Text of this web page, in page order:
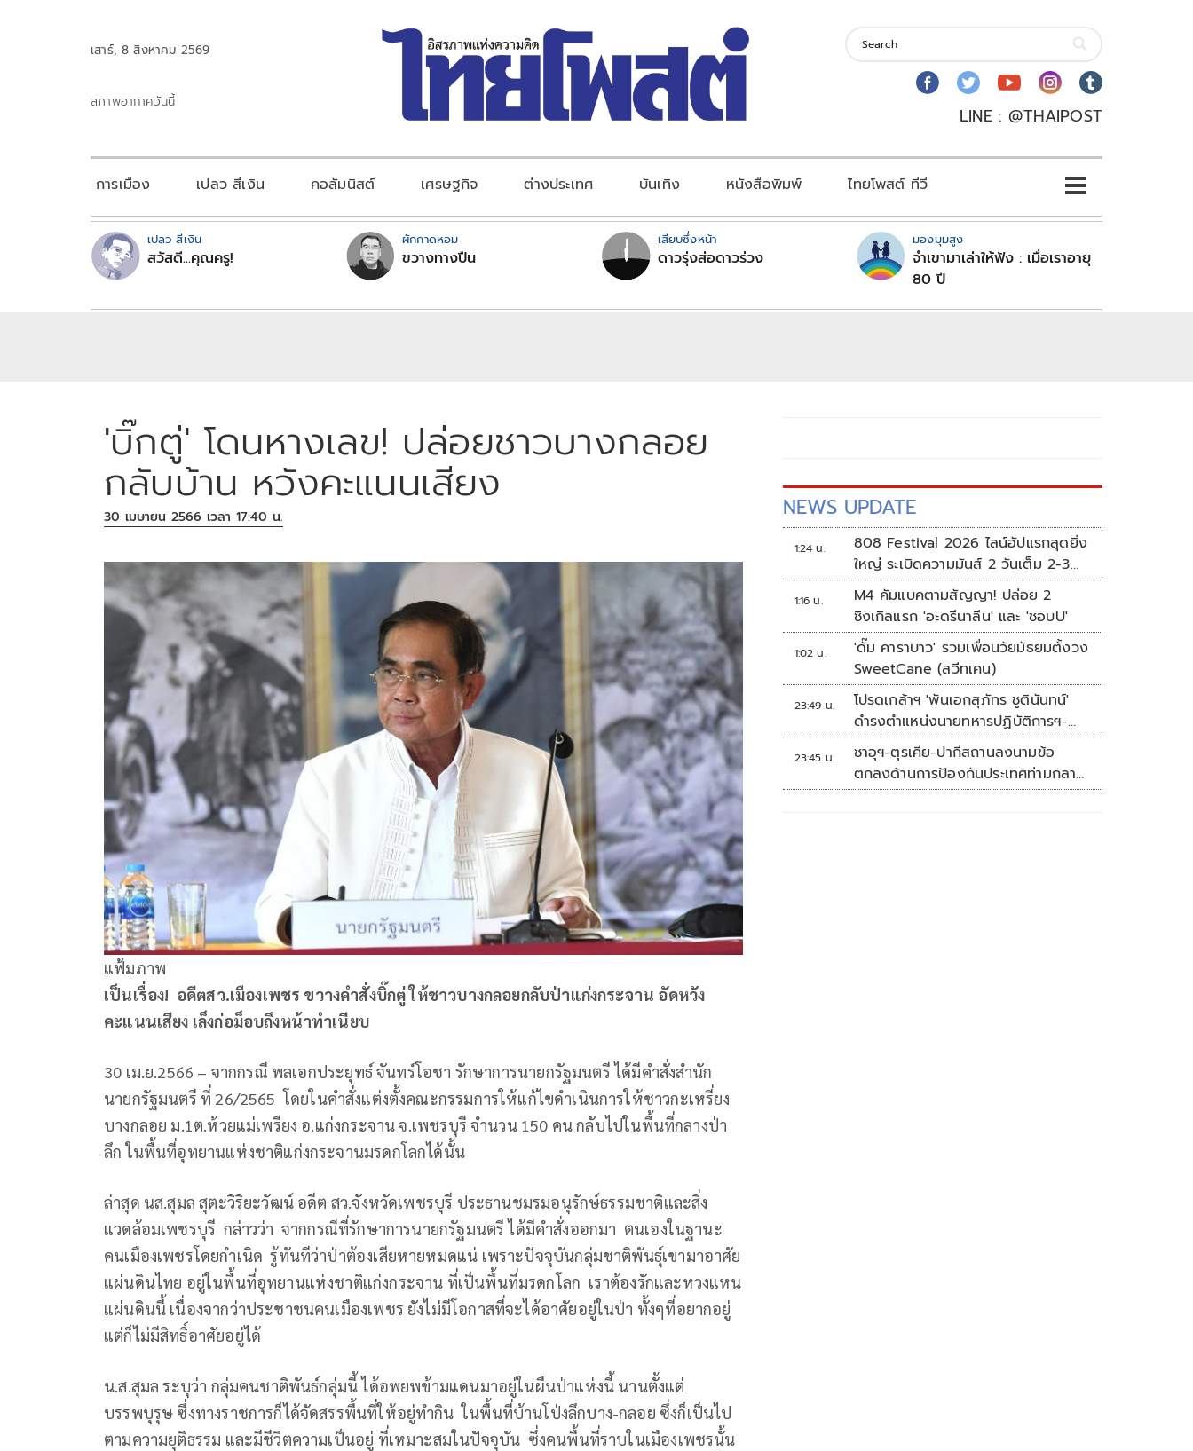
เสาร์, 8 สิงหาคม 2569
สภาพอากาศวันนี้
LINE : @THAIPOST
การเมือง เปลว สีเงิน คอลัมนิสต์ เศรษฐกิจ ต่างประเทศ บันเทิง หนังสือพิมพ์ ไทยโพสต์ ทีวี
เปลว สีเงิน
สวัสดี...คุณครู!
ผักกาดหอม
ขวางทางปืน
เสียบซึ่งหน้า
ดาวรุ่งส่อดาวร่วง
มองมุมสูง
จำเขามาเล่าให้ฟัง : เมื่อเราอายุ
80 ปี
'บิ๊กตู่' โดนหางเลข! ปล่อยชาวบางกลอย
กลับบ้าน หวังคะแนนเสียง
30 เมษายน 2566 เวลา 17:40 น.
แฟ้มภาพ
เป็นเรื่อง! อดีตสว.เมืองเพชร ขวางคำสั่งบิ๊กตู่ ให้ชาวบางกลอยกลับป่าแก่งกระจาน อัดหวัง
คะแนนเสียง เล็งก่อม็อบถึงหน้าทำเนียบ
30 เม.ย.2566 – จากกรณี พลเอกประยุทธ์ จันทร์โอชา รักษาการนายกรัฐมนตรี ได้มีคำสั่งสำนัก
นายกรัฐมนตรี ที่ 26/2565 โดยในคำสั่งแต่งตั้งคณะกรรมการให้แก้ไขดำเนินการให้ชาวกะเหรี่ยง
บางกลอย ม.1ต.ห้วยแม่เพรียง อ.แก่งกระจาน จ.เพชรบุรี จำนวน 150 คน กลับไปในพื้นที่กลางป่า
ลึก ในพื้นที่อุทยานแห่งชาติแก่งกระจานมรดกโลกได้นั้น
ล่าสุด นส.สุมล สุตะวิริยะวัฒน์ อดีต สว.จังหวัดเพชรบุรี ประธานชมรมอนุรักษ์ธรรมชาติและสิ่ง
แวดล้อมเพชรบุรี กล่าวว่า จากกรณีที่รักษาการนายกรัฐมนตรี ได้มีคำสั่งออกมา ตนเองในฐานะ
คนเมืองเพชรโดยกำเนิด รู้ทันทีว่าป่าต้องเสียหายหมดแน่ เพราะปัจจุบันกลุ่มชาติพันธุ์เขามาอาศัย
แผ่นดินไทย อยู่ในพื้นที่อุทยานแห่งชาติแก่งกระจาน ที่เป็นพื้นที่มรดกโลก เราต้องรักและหวงแหน
แผ่นดินนี้ เนื่องจากว่าประชาชนคนเมืองเพชร ยังไม่มีโอกาสที่จะได้อาศัยอยู่ในป่า ทั้งๆที่อยากอยู่
แต่ก็ไม่มีสิทธิ์อาศัยอยู่ได้
น.ส.สุมล ระบุว่า กลุ่มคนชาติพันธ์กลุ่มนี้ ได้อพยพข้ามแดนมาอยู่ในผืนป่าแห่งนี้ นานตั้งแต่
บรรพบุรุษ ซึ่งทางราชการก็ได้จัดสรรพื้นที่ให้อยู่ทำกิน ในพื้นที่บ้านโป่งลึกบาง-กลอย ซึ่งก็เป็นไป
ตามความยุติธรรม และมีชีวิตความเป็นอยู่ ที่เหมาะสมในปัจจุบัน ซึ่งคนพื้นที่ราบในเมืองเพชรนั้น
NEWS UPDATE
1:24 น.
808 Festival 2026 ไลน์อัปแรกสุดยิ่ง
ใหญ่ ระเบิดความมันส์ 2 วันเต็ม 2-3
ต.ค.นี้
1:16 น.
M4 คัมแบคตามสัญญา! ปล่อย 2
ซิงเกิลแรก 'อะดรีนาลีน' และ 'ชอบU'
1:02 น.
'ดั๊ม คาราบาว' รวมเพื่อนวัยมัธยมตั้งวง
SweetCane (สวีทเคน)
23:49 น.
โปรดเกล้าฯ 'พันเอกสุภัทร ชูตินันทน์'
ดำรงตำแหน่งนายทหารปฏิบัติการฯ-
พระราชทานยศ 'พลตรี'
23:45 น.
ซาอุฯ-ตุรเคีย-ปากีสถานลงนามข้อ
ตกลงด้านการป้องกันประเทศท่ามกลาง
สงครามในภูมิภาค